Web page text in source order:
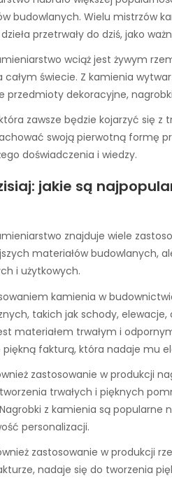
budowlanych. Wielu mistrzów
przetrwały do dziś, jako
wciąż jest żywym
całym świecie. Z kamienia
przedmioty dekoracyjne,
zawsze będzie kojarzyć się z
swoją pierwotną formę
doświadczenia i wiedzy.
jakie są
znajduje wiele
materiałów budowlanych,
i użytkowych.
kamienia w
takich jak schody, elewacje,
materiałem trwałym i
fakturą, która nadaje mu
zastosowanie w produkcji
trwałych i pięknych
z kamienia są popularne
personalizacji.
zastosowanie w produkcji
nadaje się do tworzenia